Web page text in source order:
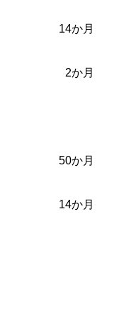
14か月
2か月
50か月
14か月